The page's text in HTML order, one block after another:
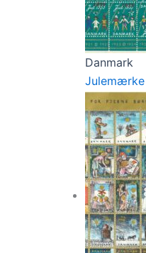
Danmark
Julemærke